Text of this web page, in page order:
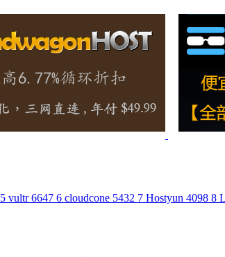
5 vultr 6647 6 cloudcone 5432 7 Hostyun 4098 8